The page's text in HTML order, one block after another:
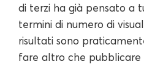
di terzi ha già pensato a
termini di numero di
risultati sono
fare altro che